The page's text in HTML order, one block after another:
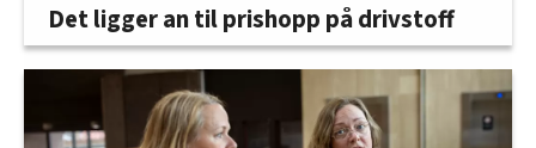
Det ligger an til prishopp på drivstoff